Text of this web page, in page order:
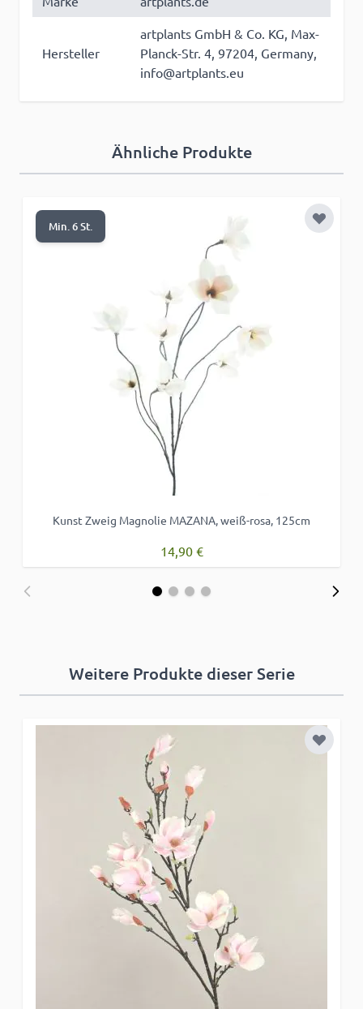
Hersteller
artplants GmbH & Co. KG, Max-
Planck-Str. 4, 97204, Germany,
info@artplants.eu
Ähnliche Produkte
Min. 6 St. Zur
Kunst Zweig Magnolie MAZANA, weiß-rosa, 125cm
14,90 €
Weitere Produkte dieser Serie
Zur